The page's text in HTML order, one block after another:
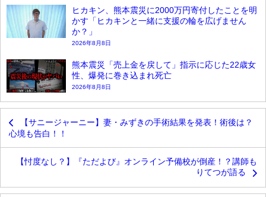
ヒカキン、熊本震災に2000万円寄付したことを明
かす「ヒカキンと一緒に支援の輪を広げません
か？」
2026年8月8日
熊本震災「売上金を戻して」指示に応じた22歳女
性、爆発に巻き込まれ死亡
2026年8月8日
【サニージャーニー】妻・みずきの手術結果を発表！術後は？
心境も告白！！
【忖度なし？】『ただよび』オンライン予備校が倒産！？講師も
りてつが語る